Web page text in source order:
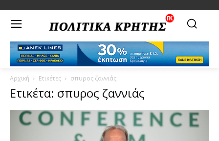
Αρχική Ετικέτες σπυρος ζαννιάς
Ετικέτα: σπυρος ζαννιάς